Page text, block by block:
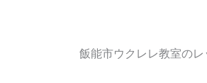
飯能市ウクレレ教室のレ